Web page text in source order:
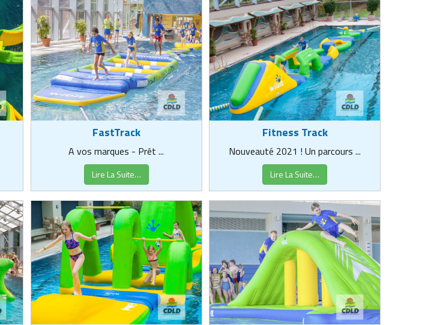
FastTrack
A vos marques - Prêt ...
Lire La Suite…
Fitness Track
Nouveauté 2021 ! Un parcours ...
Lire La Suite…